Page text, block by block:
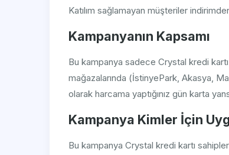
Katılım sağlamayan müşteriler
Kampanyanın Kapsamı
Bu kampanya sadece Crystal kredi
mağazalarında (İstinyePark, Akasya,
olarak harcama yaptığınız gün karta
Kampanya Kimler İçin
Bu kampanya Crystal kredi kartı